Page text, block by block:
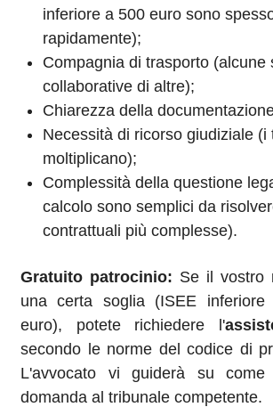
inferiore a 500 euro sono
rapidamente);
Compagnia di trasporto (alcune
collaborative di altre);
Chiarezza della
Necessità di ricorso giudiziale (i
moltiplicano);
Complessità della questione
calcolo sono semplici da
contrattuali più complesse).
Gratuito patrocinio: Se il vostro
una certa soglia (ISEE
euro), potete richiedere l'
secondo le norme del codice di
L'avvocato vi guiderà su come
domanda al tribunale competente.